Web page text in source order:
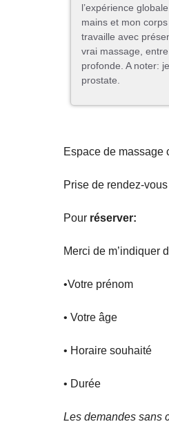
l’expérience
mains et mon
travaille avec
vrai massage,
profonde. A noter:
prostate.
Espace de massage
Prise de rendez-
Pour réserver:
Merci de m’indiquer
•Votre prénom
• Votre âge
• Horaire souhaité
• Durée
Les demandes sans